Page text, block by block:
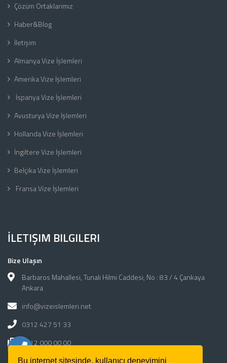
Bu internet sitesinde, kullanıcı deneyimini
Çözüm Ortaklarımız
Haber&Blog
İletişim
Almanya Vize İşlemleri
Amerika Vize İşlemleri
İspanya Vize İşlemleri
Avusturya Vize İşlemleri
Hollanda Vize İşlemleri
İngiltere Vize İşlemleri
Belçika Vize İşlemleri
Fransa Vize İşlemleri
İLETIŞIM BILGILERI
Bize Ulaşın
Barbaros Mahallesi, Tunalı Hilmi Caddesi, No : 83 / 4 Çankaya
Ankara
info@vizeislemleri.net
0312 427 51 33
0312 000 00 00